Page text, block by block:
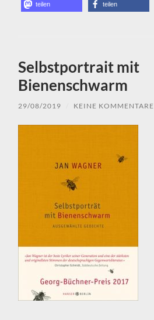
teilen teilen
Selbstportrait mit
Bienenschwarm
29/08/2019 KEINE KOMMENTARE